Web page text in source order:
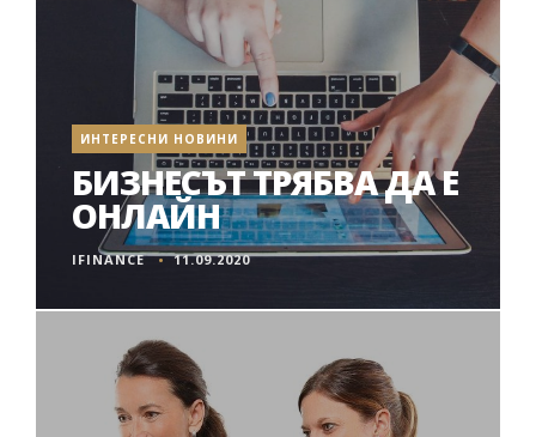
ИНТЕРЕСНИ НОВИНИ
БИЗНЕСЪТ ТРЯБВА ДА Е
ОНЛАЙН
IFINANCE 11.09.2020